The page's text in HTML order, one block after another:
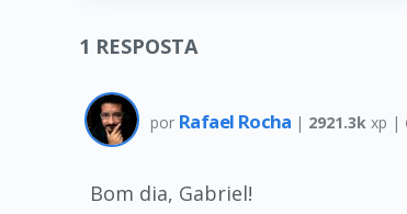
1 RESPOSTA
por Rafael Rocha | 2921.3k xp |
Bom dia, Gabriel!